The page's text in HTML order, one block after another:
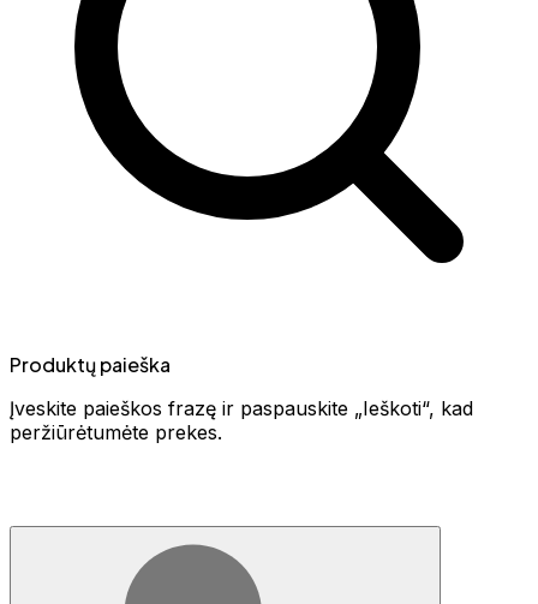
Produktų paieška
Įveskite paieškos frazę ir paspauskite „Ieškoti“, kad
peržiūrėtumėte prekes.